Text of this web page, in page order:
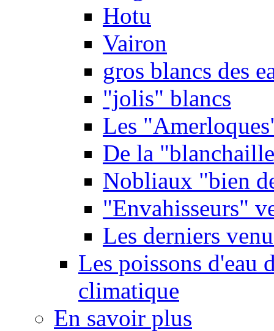
Hotu
Vairon
gros blancs des
"jolis" blancs
Les
De la
Nobliaux "bien
"Envahisseurs"
Les derniers
Les poissons d'eau
climatique
En savoir plus